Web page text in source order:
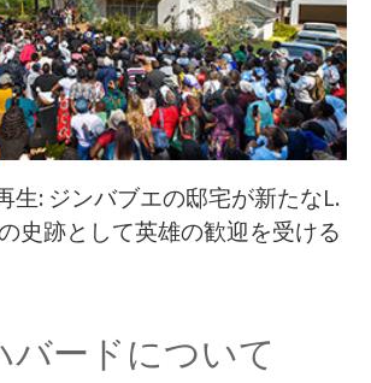
生: ジンバブエの邸宅が新たなL.
史跡として英雄の歓迎を受ける
バードについて